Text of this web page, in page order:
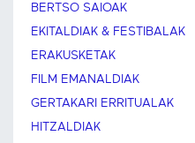
BERTSO SAIOAK
EKITALDIAK & FESTIBALAK
ERAKUSKETAK
FILM EMANALDIAK
GERTAKARI ERRITUALAK
HITZALDIAK